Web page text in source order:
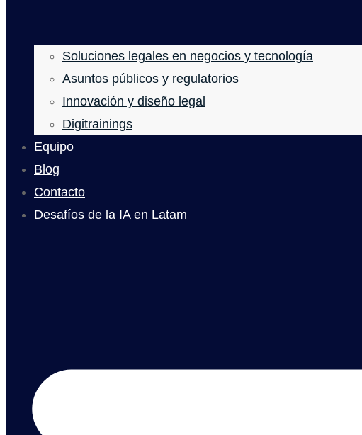
Soluciones legales en negocios y tecnología
Asuntos públicos y regulatorios
Innovación y diseño legal
Digitrainings
Equipo
Blog
Contacto
Desafíos de la IA en Latam